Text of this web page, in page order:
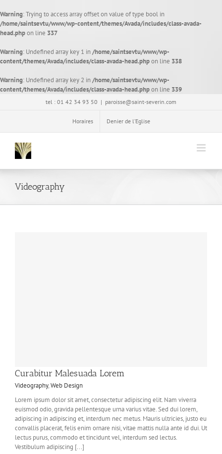
Warning: Trying to access array offset on value of type bool in
/home/saintsevtu/www/wp-content/themes/Avada/includes/class-avada-
head.phpon line 337
Warning: Undefined array key 1 in/home/saintsevtu/www/wp-
content/themes/Avada/includes/class-avada-head.phpon line 338
Warning: Undefined array key 2 in/home/saintsevtu/www/wp-
content/themes/Avada/includes/class-avada-head.phpon line 339
tel : 01 42 34 93 50 | paroisse@saint-severin.com
Horaires Denier de l’Eglise
Videography
Curabitur Malesuada Lorem
Videography,Web Design
Lorem ipsum dolor sit amet, consectetur adipiscing elit. Nam viverra
euismod odio, gravida pellentesque urna varius vitae. Sed dui lorem,
adipiscing in adipiscing et, interdum nec metus. Mauris ultricies, justo eu
convallis placerat, felis enim ornare nisi, vitae mattis nulla ante id dui. Ut
lectus purus, commodo et tincidunt vel, interdum sed lectus.
Vestibulum adipiscing [...]